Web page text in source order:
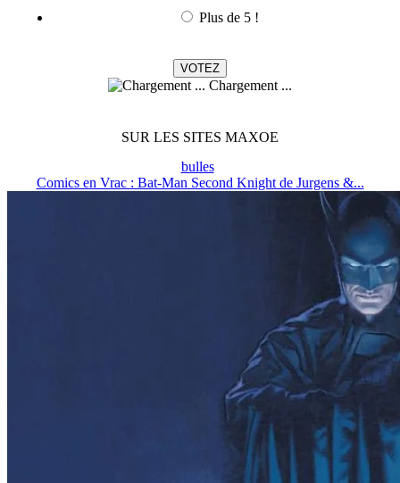
Plus de 5 !
Chargement ...
SUR LES SITES MAXOE
bulles
Comics en Vrac : Bat-Man Second Knight de Jurgens &...